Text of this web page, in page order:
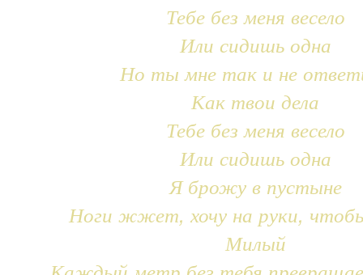
Тебе без меня весело
Или сидишь одна
Но ты мне так и не
Как твои дела
Тебе без меня весело
Или сидишь одна
Я брожу в пустыне
Ноги жжет, хочу на руки,
Милый